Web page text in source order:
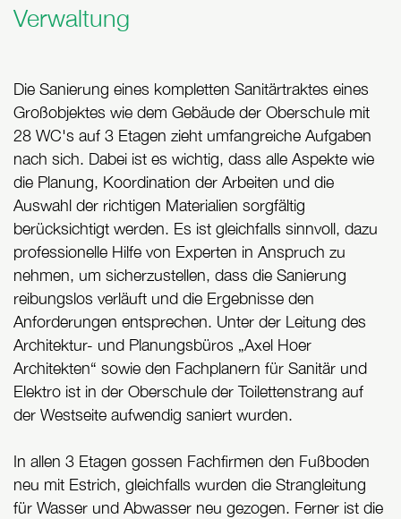
Verwaltung
Die Sanierung eines kompletten Sanitärtraktes eines
Großobjektes wie dem Gebäude der Oberschule mit
28 WC's auf 3 Etagen zieht umfangreiche Aufgaben
nach sich. Dabei ist es wichtig, dass alle Aspekte wie
die Planung, Koordination der Arbeiten und die
Auswahl der richtigen Materialien sorgfältig
berücksichtigt werden. Es ist gleichfalls sinnvoll, dazu
professionelle Hilfe von Experten in Anspruch zu
nehmen, um sicherzustellen, dass die Sanierung
reibungslos verläuft und die Ergebnisse den
Anforderungen entsprechen. Unter der Leitung des
Architektur- und Planungsbüros „Axel Hoer
Architekten“ sowie den Fachplanern für Sanitär und
Elektro ist in der Oberschule der Toilettenstrang auf
der Westseite aufwendig saniert wurden.
In allen 3 Etagen gossen Fachfirmen den Fußboden
neu mit Estrich, gleichfalls wurden die Strangleitung
für Wasser und Abwasser neu gezogen. Ferner ist die